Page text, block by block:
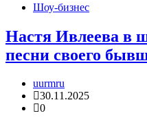
Шоу-бизнес
Настя Ивлеева в
песни своего
uurmru
30.11.2025
0